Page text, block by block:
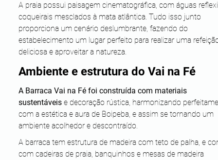
A praia possui paisagem cinematográfica, com águas
coqueirais mesclados à mata atlântica. Tudo isso junto
proporciona um cenário deslumbrante, fazendo do
estabelecimento um lugar perfeito para realizar uma
deliciosa e aproveitar a natureza.
Ambiente e estrutura do Vai na Fé
A Barraca Vai na Fé foi construída com materiais
sustentáveis e decoração rústica, harmonizando
com a estética e aura de Boipeba, e assim se tornando um
ambiente acolhedor e descontraído.
A barraca tem estrutura de madeira com teto de palha, e
com cadeiras de praia, banquinhos e mesas de madeira